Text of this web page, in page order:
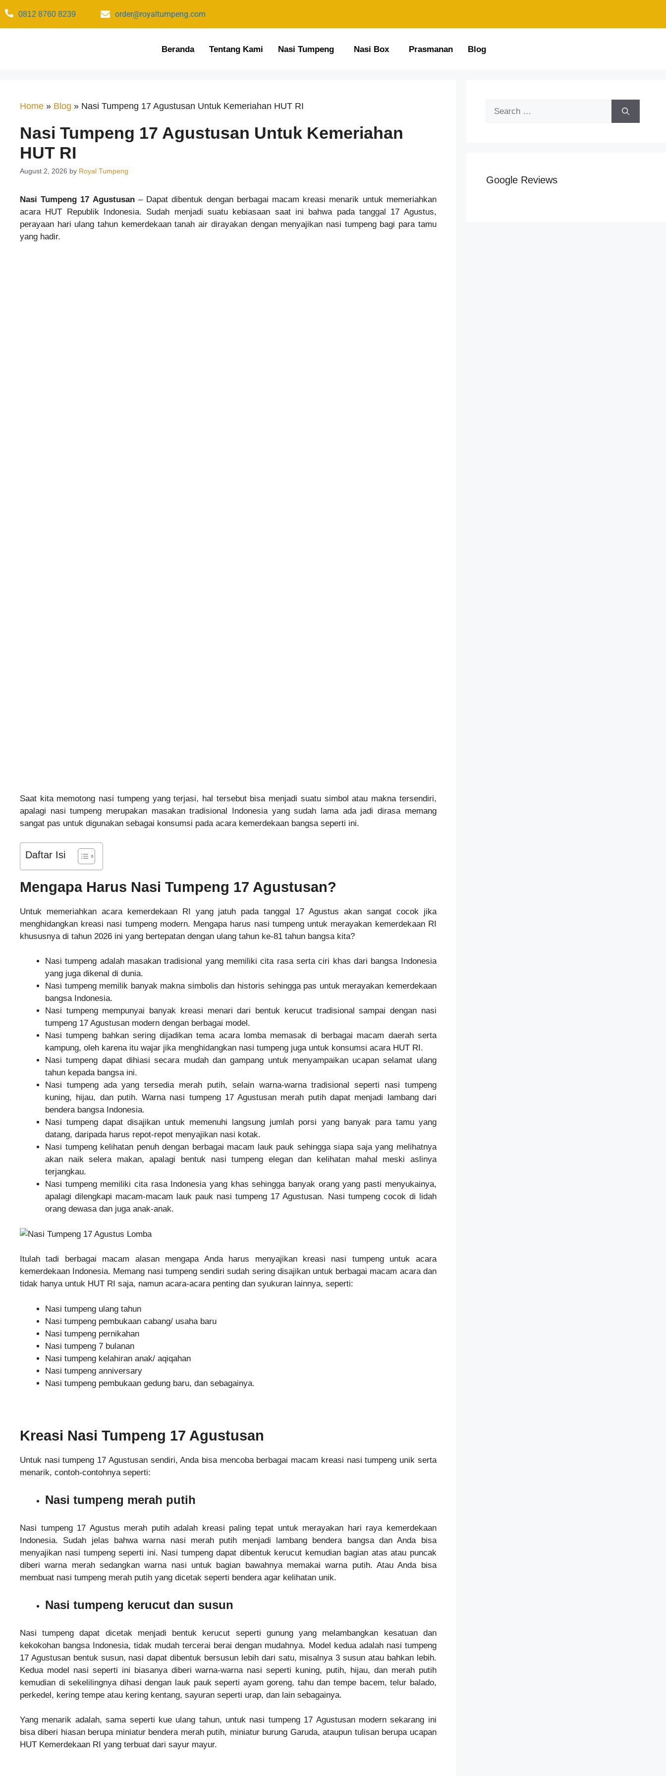
0812 8760 8239​ order@royaltumpeng.com​
Beranda Tentang Kami Nasi Tumpeng Nasi Box Prasmanan Blog
Home » Blog » Nasi Tumpeng 17 Agustusan Untuk Kemeriahan HUT RI
Nasi Tumpeng 17 Agustusan Untuk Kemeriahan
HUT RI
August 2, 2026 by Royal Tumpeng
Nasi Tumpeng 17 Agustusan– Dapat dibentuk dengan berbagai macam kreasi menarik untuk memeriahkan
acara HUT Republik Indonesia. Sudah menjadi suatu kebiasaan saat ini bahwa pada tanggal 17 Agustus,
perayaan hari ulang tahun kemerdekaan tanah air dirayakan dengan menyajikan nasi tumpeng bagi para tamu
yang hadir.
Saat kita memotong nasi tumpeng yang terjasi, hal tersebut bisa menjadi suatu simbol atau makna tersendiri,
apalagi nasi tumpeng merupakan masakan tradisional Indonesia yang sudah lama ada jadi dirasa memang
sangat pas untuk digunakan sebagai konsumsi pada acara kemerdekaan bangsa seperti ini.
Daftar Isi
Mengapa Harus Nasi Tumpeng 17 Agustusan?
Untuk memeriahkan acara kemerdekaan RI yang jatuh pada tanggal 17 Agustus akan sangat cocok jika
menghidangkan kreasi nasi tumpeng modern. Mengapa harus nasi tumpeng untuk merayakan kemerdekaan RI
khususnya di tahun 2026 ini yang bertepatan dengan ulang tahun ke-81 tahun bangsa kita?
Nasi tumpeng adalah masakan tradisional yang memiliki cita rasa serta ciri khas dari bangsa Indonesia
yang juga dikenal di dunia.
Nasi tumpeng memilik banyak makna simbolis dan historis sehingga pas untuk merayakan kemerdekaan
bangsa Indonesia.
Nasi tumpeng mempunyai banyak kreasi menari dari bentuk kerucut tradisional sampai dengan nasi
tumpeng 17 Agustusan modern dengan berbagai model.
Nasi tumpeng bahkan sering dijadikan tema acara lomba memasak di berbagai macam daerah serta
kampung, oleh karena itu wajar jika menghidangkan nasi tumpeng juga untuk konsumsi acara HUT RI.
Nasi tumpeng dapat dihiasi secara mudah dan gampang untuk menyampaikan ucapan selamat ulang
tahun kepada bangsa ini.
Nasi tumpeng ada yang tersedia merah putih, selain warna-warna tradisional seperti nasi tumpeng
kuning, hijau, dan putih. Warna nasi tumpeng 17 Agustusan merah putih dapat menjadi lambang dari
bendera bangsa Indonesia.
Nasi tumpeng dapat disajikan untuk memenuhi langsung jumlah porsi yang banyak para tamu yang
datang, daripada harus repot-repot menyajikan nasi kotak.
Nasi tumpeng kelihatan penuh dengan berbagai macam lauk pauk sehingga siapa saja yang melihatnya
akan naik selera makan, apalagi bentuk nasi tumpeng elegan dan kelihatan mahal meski aslinya
terjangkau.
Nasi tumpeng memiliki cita rasa Indonesia yang khas sehingga banyak orang yang pasti menyukainya,
apalagi dilengkapi macam-macam lauk pauk nasi tumpeng 17 Agustusan. Nasi tumpeng cocok di lidah
orang dewasa dan juga anak-anak.
Itulah tadi berbagai macam alasan mengapa Anda harus menyajikan kreasi nasi tumpeng untuk acara
kemerdekaan Indonesia. Memang nasi tumpeng sendiri sudah sering disajikan untuk berbagai macam acara dan
tidak hanya untuk HUT RI saja, namun acara-acara penting dan syukuran lainnya, seperti:
Nasi tumpeng ulang tahun
Nasi tumpeng pembukaan cabang/ usaha baru
Nasi tumpeng pernikahan
Nasi tumpeng 7 bulanan
Nasi tumpeng kelahiran anak/ aqiqahan
Nasi tumpeng anniversary
Nasi tumpeng pembukaan gedung baru, dan sebagainya.
Kreasi Nasi Tumpeng 17 Agustusan
Untuk nasi tumpeng 17 Agustusan sendiri, Anda bisa mencoba berbagai macam kreasi nasi tumpeng unik serta
menarik, contoh-contohnya seperti:
Nasi tumpeng merah putih
Nasi tumpeng 17 Agustus merah putih adalah kreasi paling tepat untuk merayakan hari raya kemerdekaan
Indonesia. Sudah jelas bahwa warna nasi merah putih menjadi lambang bendera bangsa dan Anda bisa
menyajikan nasi tumpeng seperti ini. Nasi tumpeng dapat dibentuk kerucut kemudian bagian atas atau puncak
diberi warna merah sedangkan warna nasi untuk bagian bawahnya memakai warna putih. Atau Anda bisa
membuat nasi tumpeng merah putih yang dicetak seperti bendera agar kelihatan unik.
Nasi tumpeng kerucut dan susun
Nasi tumpeng dapat dicetak menjadi bentuk kerucut seperti gunung yang melambangkan kesatuan dan
kekokohan bangsa Indonesia, tidak mudah tercerai berai dengan mudahnya. Model kedua adalah nasi tumpeng
17 Agustusan bentuk susun, nasi dapat dibentuk bersusun lebih dari satu, misalnya 3 susun atau bahkan lebih.
Kedua model nasi seperti ini biasanya diberi warna-warna nasi seperti kuning, putih, hijau, dan merah putih
kemudian di sekelilingnya dihasi dengan lauk pauk seperti ayam goreng, tahu dan tempe bacem, telur balado,
perkedel, kering tempe atau kering kentang, sayuran seperti urap, dan lain sebagainya.
Yang menarik adalah, sama seperti kue ulang tahun, untuk nasi tumpeng 17 Agustusan modern sekarang ini
bisa diberi hiasan berupa miniatur bendera merah putih, miniatur burung Garuda, ataupun tulisan berupa ucapan
HUT Kemerdekaan RI yang terbuat dari sayur mayur.
Google Reviews